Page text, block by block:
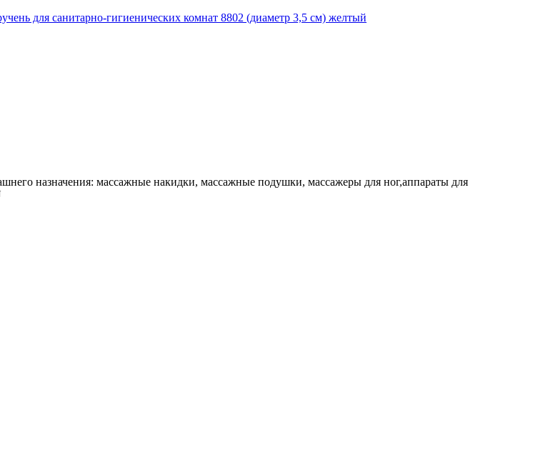
для санитарно-гигиенических комнат 8802 (диаметр 3,5 см) желтый
назначения: массажные накидки, массажные подушки, массажеры для ног,аппараты для